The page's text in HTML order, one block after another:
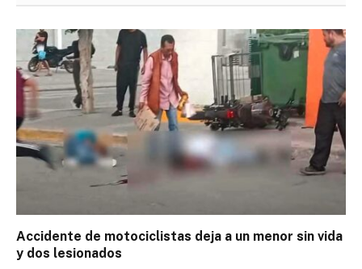
Accidente de motociclistas deja a un menor sin vida
y dos lesionados